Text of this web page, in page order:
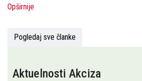
Opširnije
Pogledaj sve članke
Aktuelnosti Akciza